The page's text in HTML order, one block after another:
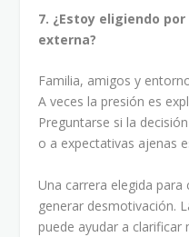
7. ¿Estoy eligiendo
externa?
Familia, amigos y
A veces la presión es
Preguntarse si la
o a expectativas ajenas
Una carrera elegida
generar desmotivación.
puede ayudar a